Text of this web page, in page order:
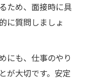
ため、面接時に具
に質問しましょ
にも、仕事のやり
が大切です。安定